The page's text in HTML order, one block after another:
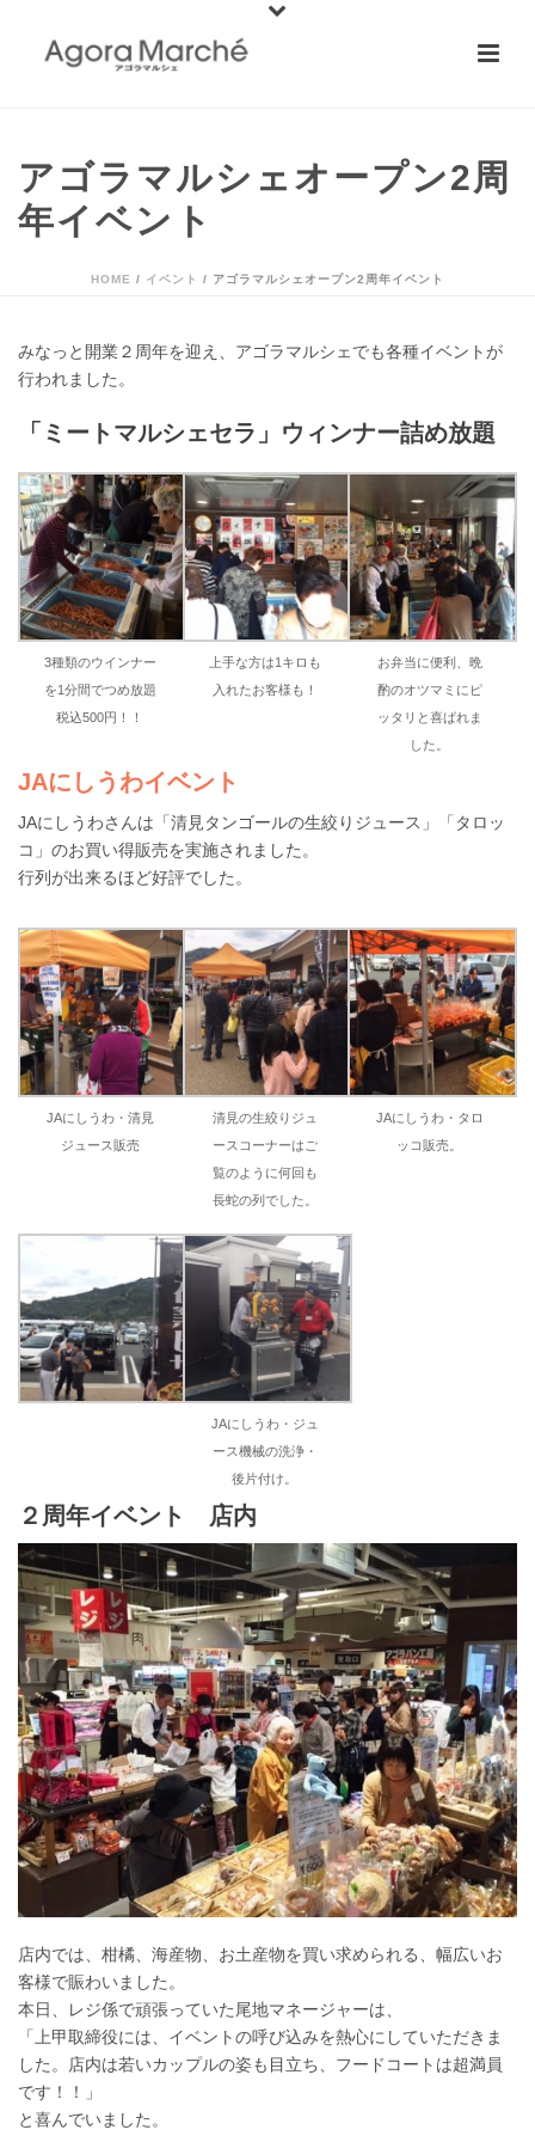
アゴラマルシェオープン2周
年イベント
HOME / イベント / アゴラマルシェオープン2周年イベント
みなっと開業２周年を迎え、アゴラマルシェでも各種イベントが
行われました。
「ミートマルシェセラ」ウィンナー詰め放題
3種類のウインナー
を1分間でつめ放題
税込500円！！
上手な方は1キロも
入れたお客様も！
お弁当に便利、晩
酌のオツマミにピ
ッタリと喜ばれま
した。
JAにしうわイベント
JAにしうわさんは「清見タンゴールの生絞りジュース」「タロッ
コ」のお買い得販売を実施されました。
行列が出来るほど好評でした。
JAにしうわ・清見
ジュース販売
清見の生絞りジュ
ースコーナーはご
覧のように何回も
長蛇の列でした。
JAにしうわ・タロ
ッコ販売。
JAにしうわ・ジュ
ース機械の洗浄・
後片付け。
２周年イベント 店内
店内では、柑橘、海産物、お土産物を買い求められる、幅広いお
客様で賑わいました。
本日、レジ係で頑張っていた尾地マネージャーは、
「上甲取締役には、イベントの呼び込みを熱心にしていただきま
した。店内は若いカップルの姿も目立ち、フードコートは超満員
です！！」
と喜んでいました。